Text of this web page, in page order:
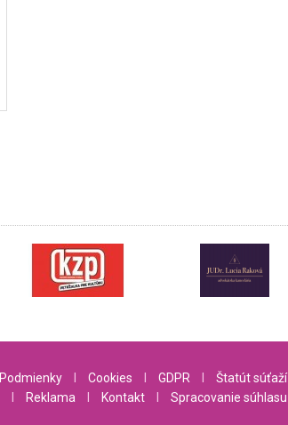
Podmienky Cookies GDPR
Štatút súťaží
Reklama Kontakt Spracovanie súhlasu